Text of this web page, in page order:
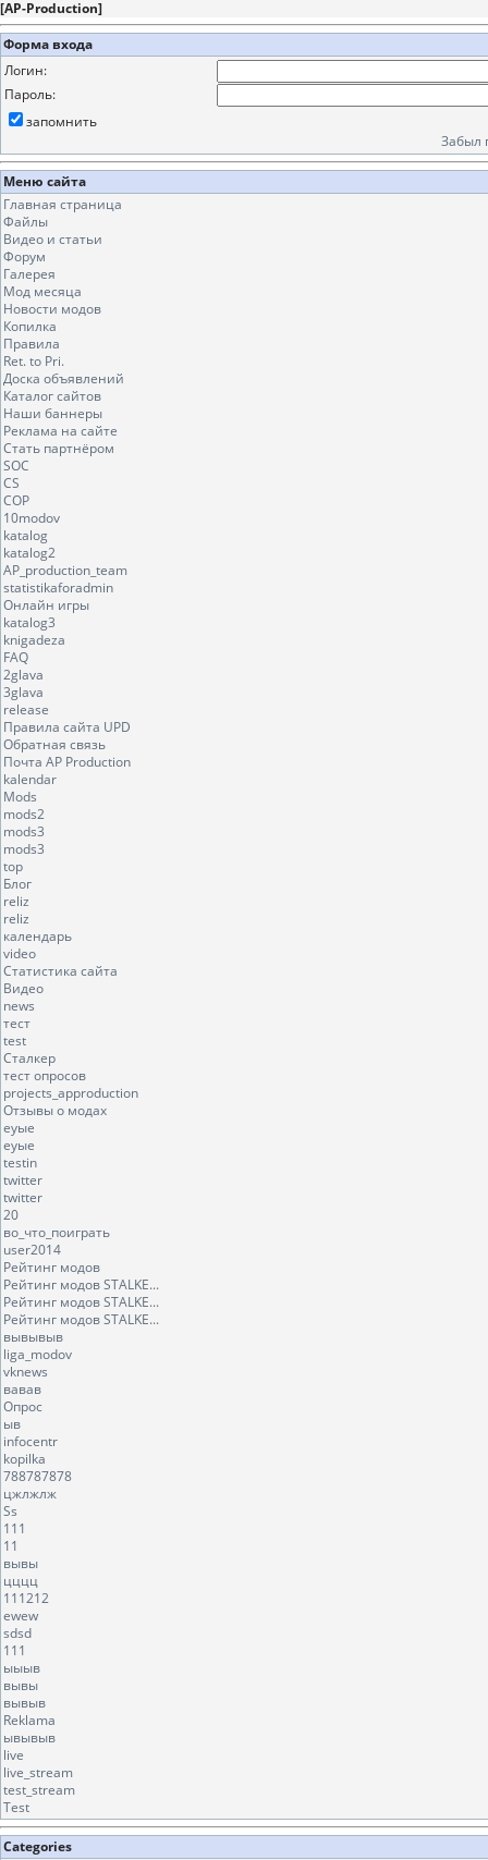
[AP-Production]
Форма входа
Логин:
Пароль:
запомнить
Забыл
Меню сайта
Главная страница
Файлы
Видео и статьи
Форум
Галерея
Мод месяца
Новости модов
Копилка
Правила
Ret. to Pri.
Доска объявлений
Каталог сайтов
Наши баннеры
Реклама на сайте
Стать партнёром
SOC
CS
COP
10modov
katalog
katalog2
AP_production_team
statistikaforadmin
Онлайн игры
katalog3
knigadeza
FAQ
2glava
3glava
release
Правила сайта UPD
Обратная связь
Почта AP Production
kalendar
Mods
mods2
mods3
mods3
top
Блог
reliz
reliz
календарь
video
Статистика сайта
Видео
news
тест
test
Сталкер
тест опросов
projects_approduction
Отзывы о модах
еуые
еуые
testin
twitter
twitter
20
во_что_поиграть
user2014
Рейтинг модов
Рейтинг модов STALKE...
Рейтинг модов STALKE...
Рейтинг модов STALKE...
вывывыв
liga_modov
vknews
вавав
Опрос
ыв
infocentr
kopilka
788787878
цжлжлж
Ss
111
11
вывы
цццц
111212
ewew
sdsd
111
ыыыв
вывы
вывыв
Reklama
ывывыв
live
live_stream
test_stream
Test
Categories